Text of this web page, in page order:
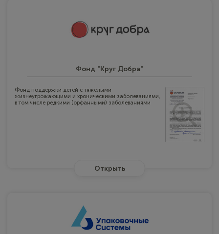
Фонд "Круг Добра"
Фонд поддержки детей с тяжелыми
жизнеугрожающими и хроническими заболеваниями,
в том числе редкими (орфанными) заболеваниями
Открыть